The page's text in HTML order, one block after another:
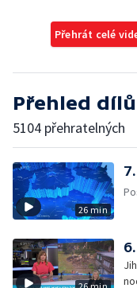
Přehrát celé
Přehled dílů
5104 přehratelných
26 min
26 min